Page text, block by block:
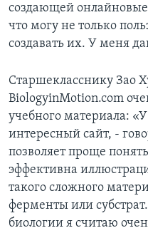
создающей онлайновые
что могу не только
создавать их. У меня
Старшекласснику Зао
BiologyinMotion.com
учебного материала:
интересный сайт, -
позволяет проще
эффективна
такого сложного
ферменты или
биологии я считаю